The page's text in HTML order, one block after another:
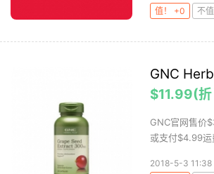
值！ +0
不
GNC
$11.99(
GNC官网售价
或支付$4.99运
2018-5-3 11:38